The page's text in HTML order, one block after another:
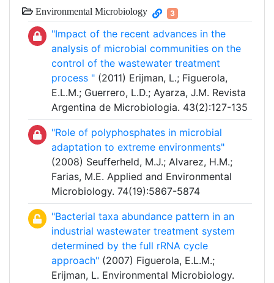
Environmental Microbiology 3
"Impact of the recent advances in the
analysis of microbial communities on the
control of the wastewater treatment
process " (2011) Erijman, L.; Figuerola,
E.L.M.; Guerrero, L.D.; Ayarza, J.M. Revista
Argentina de Microbiologia. 43(2):127-135
"Role of polyphosphates in microbial
adaptation to extreme environments"
(2008) Seufferheld, M.J.; Alvarez, H.M.;
Farias, M.E. Applied and Environmental
Microbiology. 74(19):5867-5874
"Bacterial taxa abundance pattern in an
industrial wastewater treatment system
determined by the full rRNA cycle
approach" (2007) Figuerola, E.L.M.;
Erijman, L. Environmental Microbiology.